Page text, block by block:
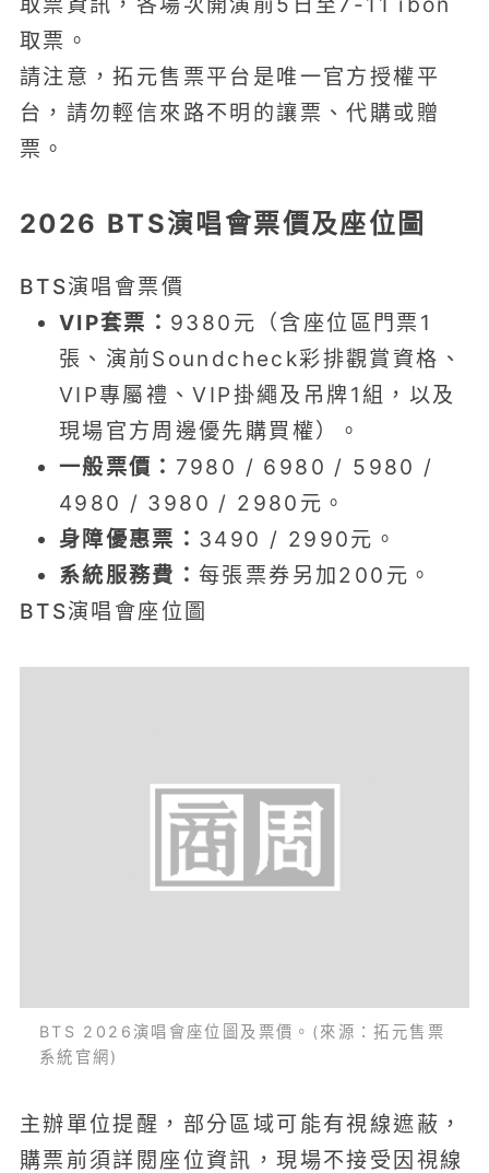
取票。
請注意，拓元售票平台是唯一官方授權平
台，請勿輕信來路不明的讓票、代購或贈
票。
2026 BTS演唱會票價及座位圖
BTS演唱會票價
VIP套票： 9380元（含座位區門票1
張、演前Soundcheck彩排觀賞資格、
VIP專屬禮、VIP掛繩及吊牌1組，以及
現場官方周邊優先購買權）。
一般票價： 7980 / 6980 / 5980 /
4980 / 3980 / 2980元。
身障優惠票： 3490 / 2990元。
系統服務費：每張票券另加200元。
BTS演唱會座位圖
BTS 2026演唱會座位圖及票價。(來源：拓元售票
系統官網)
主辦單位提醒，部分區域可能有視線遮蔽，
購票前須詳閱座位資訊，現場不接受因視線